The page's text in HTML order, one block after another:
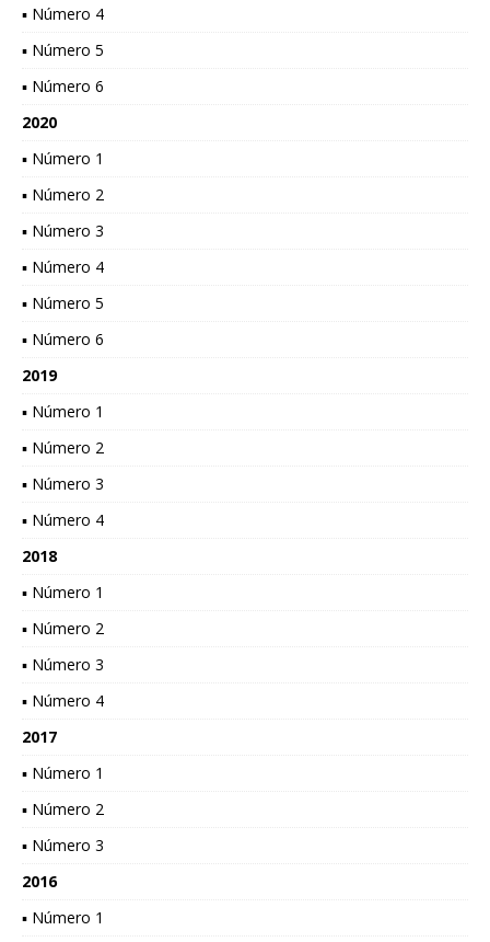
▪ Número 4
▪ Número 5
▪ Número 6
2020
▪ Número 1
▪ Número 2
▪ Número 3
▪ Número 4
▪ Número 5
▪ Número 6
2019
▪ Número 1
▪ Número 2
▪ Número 3
▪ Número 4
2018
▪ Número 1
▪ Número 2
▪ Número 3
▪ Número 4
2017
▪ Número 1
▪ Número 2
▪ Número 3
2016
▪ Número 1